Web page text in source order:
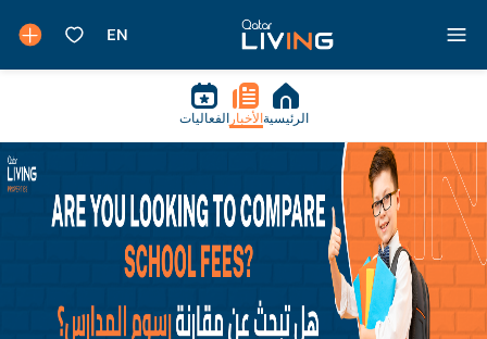
الرئيسية الأخبار الفعاليات